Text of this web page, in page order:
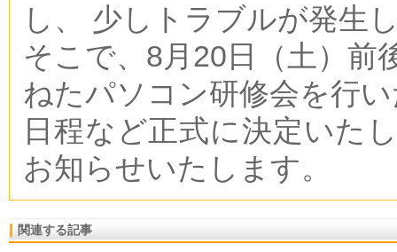
し、 少しトラブルが発生
そこで、8月20日（土）前
ねたパソコン研修会を行
日程など正式に決定いた
お知らせいたします。
関連する記事